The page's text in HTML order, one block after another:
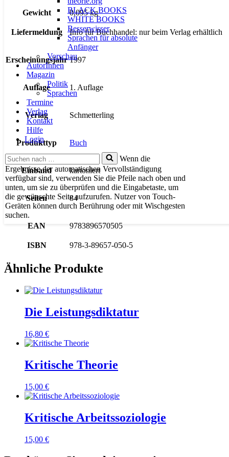
BLACK BOOKS
WHITE BOOKS
Besserwisser
Sprachen für absolute
Anfänger
Vorschau
AutorInnen
Magazin
Politik
Sprachen
Termine
Verlag
Kontakt
Hilfe
Login
Suchen
nach …
Wenn die
Ergebnisse der automatischen Vervollständigung
verfügbar sind, verwenden Sie die Pfeile nach oben und
unten, um sie zu überprüfen und die Eingabetaste, um
die gewünschte Seite aufzurufen. Nutzer von Touch-
Geräten können durch Berührung oder mit Wischgesten
suchen.
Gewicht 0,095 kg
Liefermeldung Info für Buchhandel: nur beim Verlag erhältlich
Erscheinungsjahr 1997
Auflage 1. Auflage
Verlag Schmetterling
Produkttyp Buch
Einband kartoniert
Seiten 84
EAN 9783896570505
ISBN 978-3-89657-050-5
Ähnliche Produkte
Die Leistungsdiktatur
16,80 €
Kritische Theorie
15,00 €
Kritische Arbeitssoziologie
15,00 €